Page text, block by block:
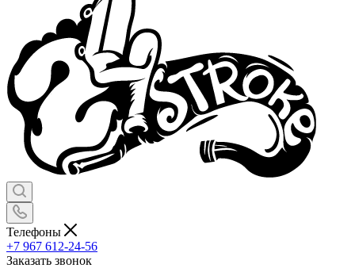
Телефоны
+7 967 612-24-56
Заказать звонок